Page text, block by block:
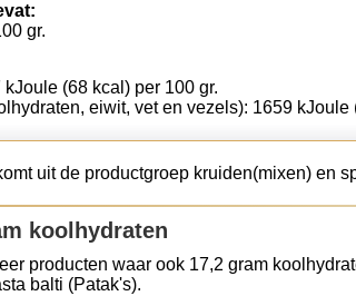
gr.
(68 kcal) per 100 gr.
eiwit, vet en vezels): 1659 kJoule
uit de productgroep kruiden(mixen) en
koolhydraten
producten waar ook 17,2 gram
balti (Patak's).